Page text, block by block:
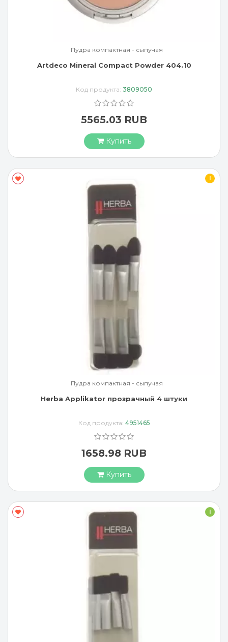
Пудра компактная - сыпучая
Artdeco Mineral Compact Powder 404.10
Код продукта: 3809050
5565.03 RUB
Купить
I
Пудра компактная - сыпучая
Herba Applikator прозрачный 4 штуки
Код продукта: 4951465
1658.98 RUB
Купить
I